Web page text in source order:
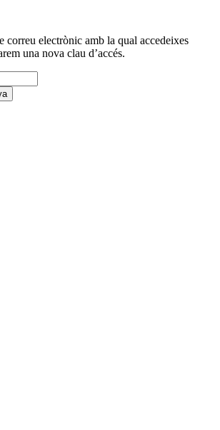
correu electrònic amb la qual accedeixes
una nova clau d’accés.